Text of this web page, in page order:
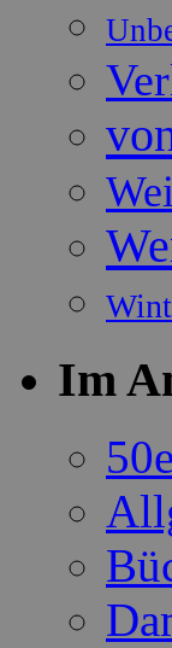
Im